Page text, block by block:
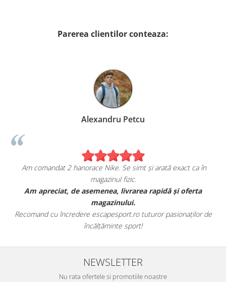
Parerea clientilor conteaza:
Alexandru Petcu
Am comandat 2 hanorace Nike. Se simt și arată exact ca în
magazinul fizic.
Am apreciat, de asemenea, livrarea rapidă și oferta
magazinului.
Recomand cu încredere escapesport.ro tuturor pasionaților de
încălțăminte sport!
NEWSLETTER
Nu rata ofertele si promotiile noastre